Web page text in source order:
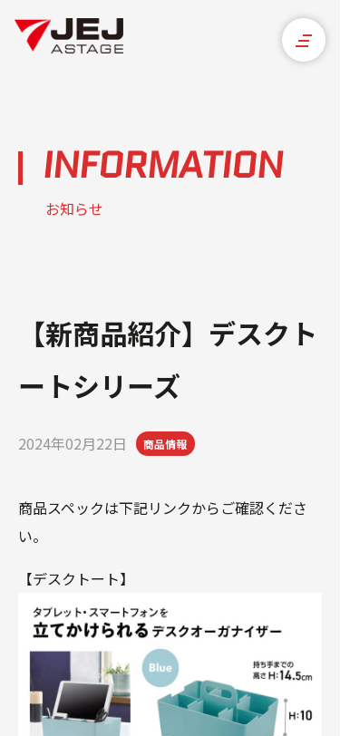
INFORMATION
お知らせ
【新商品紹介】デスクト
ートシリーズ
2024年02月22日 商品情報
商品スペックは下記リンクからご確認くださ
い。
【デスクトート】